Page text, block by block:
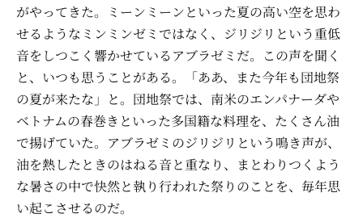
がやってきた。ミーンミーンといった夏の高い空を思わ
せるようなミンミンゼミではなく、ジリジリという重低
音をしつこく響かせているアブラゼミだ。この声を聞く
と、いつも思うことがある。「ああ、また今年も団地祭
の夏が来たな」と。団地祭では、南米のエンパナーダや
ベトナムの春巻きといった多国籍な料理を、たくさん油
で揚げていた。アブラゼミのジリジリという鳴き声が、
油を熱したときのはねる音と重なり、まとわりつくよう
な暑さの中で快然と執り行われた祭りのことを、毎年思
い起こさせるのだ。